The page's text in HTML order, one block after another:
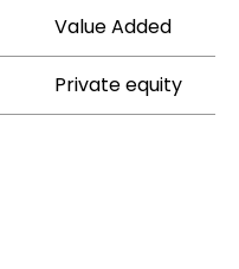
Value Added
Private equity